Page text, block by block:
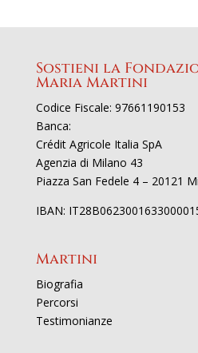
Sostieni la
Maria Martini
Codice Fiscale: 97661190153
Banca:
Crédit Agricole Italia SpA
Agenzia di Milano 43
Piazza San Fedele 4 – 20121
IBAN:
Martini
Biografia
Percorsi
Testimonianze